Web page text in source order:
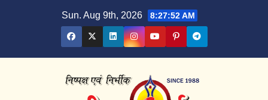
Sun. Aug 9th, 2026 8:27:53 AM